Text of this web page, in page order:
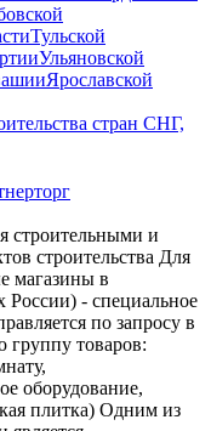
Тульской
Ульяновской
Ярославской
стран СНГ,
строительными и
строительства Для
магазины в
России) - специальное
по запросу в
группу товаров:
оборудование,
плитка) Одним из